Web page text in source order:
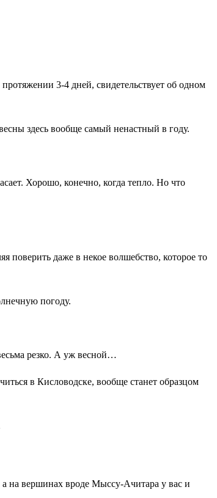
3-4 дней, свидетельствует об одном
здесь вообще самый ненастный в году.
Хорошо, конечно, когда тепло. Но что
поверить даже в некое волшебство, которое то
погоду.
резко. А уж весной…
в Кисловодске, вообще станет образцом
а на вершинах вроде Мыссу-Ачитара у вас и